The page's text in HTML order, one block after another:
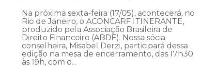
Na próxima sexta-feira (17/05), acontecerá, no
Rio de Janeiro, o ACONCARF ITINERANTE,
produzido pela Associação Brasileira de
Direito Financeiro (ABDF). Nossa sócia
conselheira, Misabel Derzi, participará dessa
edição na mesa de encerramento, das 17h30
às 19h, com o...